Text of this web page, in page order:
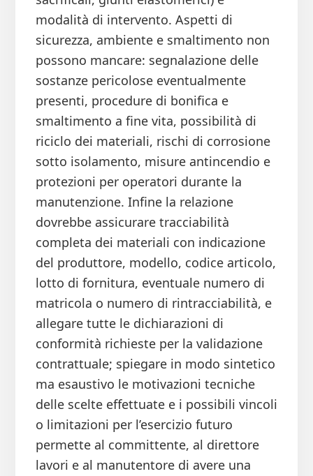
modalità di intervento. Aspetti di
sicurezza, ambiente e smaltimento non
possono mancare: segnalazione delle
sostanze pericolose eventualmente
presenti, procedure di bonifica e
smaltimento a fine vita, possibilità di
riciclo dei materiali, rischi di corrosione
sotto isolamento, misure antincendio e
protezioni per operatori durante la
manutenzione. Infine la relazione
dovrebbe assicurare tracciabilità
completa dei materiali con indicazione
del produttore, modello, codice articolo,
lotto di fornitura, eventuale numero di
matricola o numero di rintracciabilità, e
allegare tutte le dichiarazioni di
conformità richieste per la validazione
contrattuale; spiegare in modo sintetico
ma esaustivo le motivazioni tecniche
delle scelte effettuate e i possibili vincoli
o limitazioni per l’esercizio futuro
permette al committente, al direttore
lavori e al manutentore di avere una